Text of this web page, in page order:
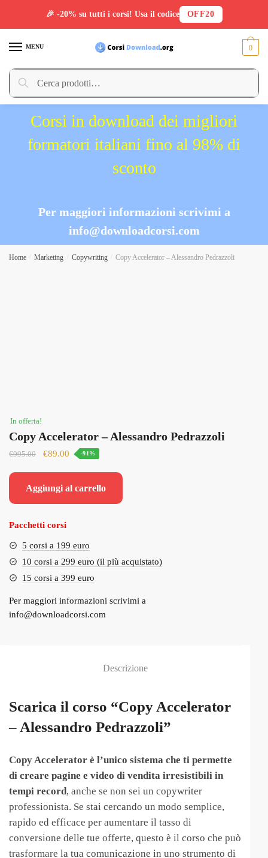
MENU
Cerca:
Cerca
0
Corsi in download dei migliori
formatori italiani fino al 98% di
sconto
Per maggiori informazioni scrivimi a
info@downloadcorsi.com
Home Marketing Copywriting Copy Accelerator – Alessandro Pedrazzoli
In offerta!
Copy Accelerator – Alessandro Pedrazzoli
€995.00
Il
era:
€89.00 Il
è:
-91%
Aggiungi al carrello
Pacchetti corsi
5 corsi a 199 euro
10 corsi a 299 euro (il più acquistato)
15 corsi a 399 euro
Per maggiori informazioni scrivimi a
info@downloadcorsi.com
Descrizione
Scarica il corso “Copy Accelerator
– Alessandro Pedrazzoli”
Copy Accelerator è l’unico sistema che ti permette
di creare pagine e video di vendita irresistibili in
tempi record, anche se non sei un copywriter
professionista. Se stai cercando un modo semplice,
rapido ed efficace per aumentare il tasso di
conversione delle tue offerte, questo è il corso che può
trasformare la tua comunicazione in uno strumento di
🎉 -20% su tutti i corsi! Usa il codice OFF20